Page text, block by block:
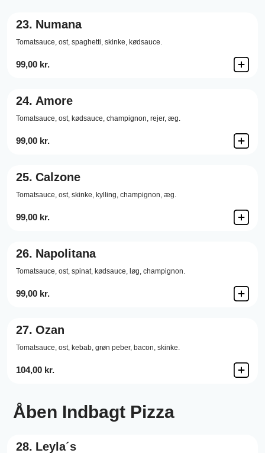
23. Numana
Tomatsauce, ost, spaghetti, skinke, kødsauce.
99,00 kr.
24. Amore
Tomatsauce, ost, kødsauce, champignon, rejer, æg.
99,00 kr.
25. Calzone
Tomatsauce, ost, skinke, kylling, champignon, æg.
99,00 kr.
26. Napolitana
Tomatsauce, ost, spinat, kødsauce, løg, champignon.
99,00 kr.
27. Ozan
Tomatsauce, ost, kebab, grøn peber, bacon, skinke.
104,00 kr.
Åben Indbagt Pizza
28. Leyla´s